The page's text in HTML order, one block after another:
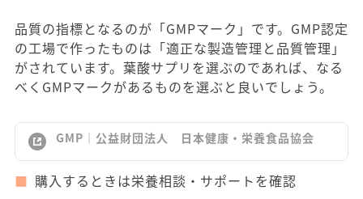
品質の指標となるのが「GMPマーク」です。GMP認定
の工場で作ったものは「適正な製造管理と品質管理」
がされています。葉酸サプリを選ぶのであれば、なる
べくGMPマークがあるものを選ぶと良いでしょう。
GMP｜公益財団法人 日本健康・栄養食品協会
購入するときは栄養相談・サポートを確認